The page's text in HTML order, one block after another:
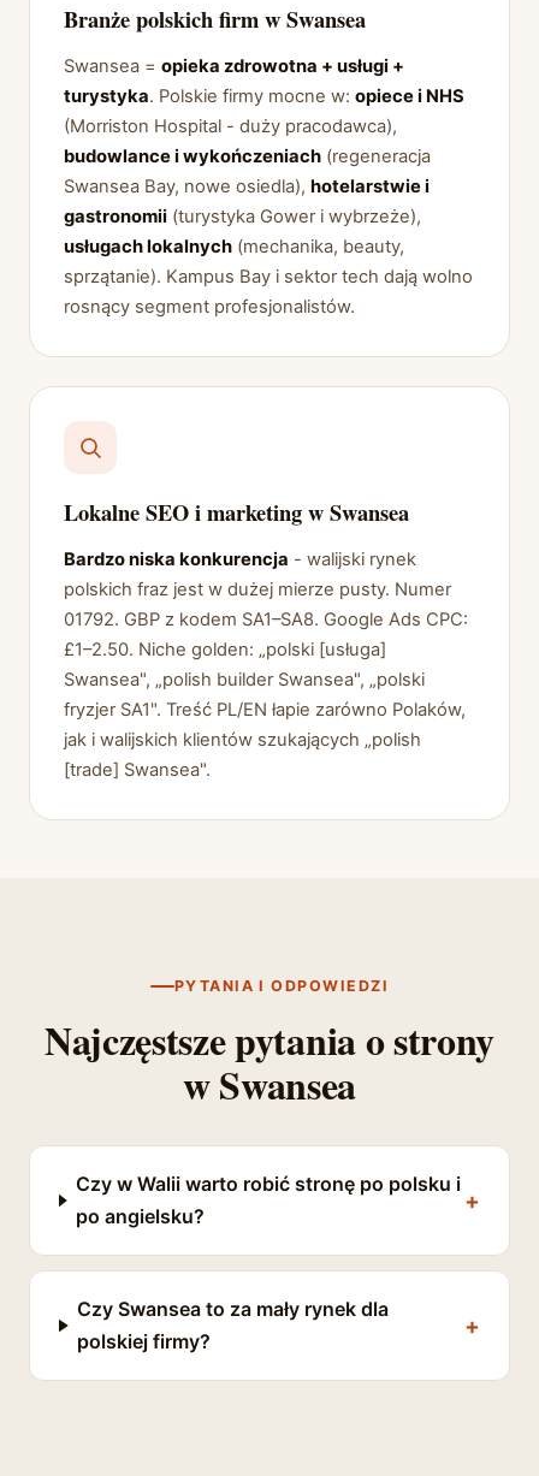
Branże polskich firm w Swansea
Swansea = opieka zdrowotna + usługi +
turystyka. Polskie firmy mocne w: opiece i NHS
(Morriston Hospital - duży pracodawca),
budowlance i wykończeniach (regeneracja
Swansea Bay, nowe osiedla), hotelarstwie i
gastronomii (turystyka Gower i wybrzeże),
usługach lokalnych (mechanika, beauty,
sprzątanie). Kampus Bay i sektor tech dają wolno
rosnący segment profesjonalistów.
Lokalne SEO i marketing w Swansea
Bardzo niska konkurencja - walijski rynek
polskich fraz jest w dużej mierze pusty. Numer
01792. GBP z kodem SA1–SA8. Google Ads CPC:
£1–2.50. Niche golden: „polski [usługa]
Swansea", „polish builder Swansea", „polski
fryzjer SA1". Treść PL/EN łapie zarówno Polaków,
jak i walijskich klientów szukających „polish
[trade] Swansea".
PYTANIA I ODPOWIEDZI
Najczęstsze pytania o strony
w Swansea
Czy w Walii warto robić stronę po polsku i
po angielsku?
Czy Swansea to za mały rynek dla
polskiej firmy?